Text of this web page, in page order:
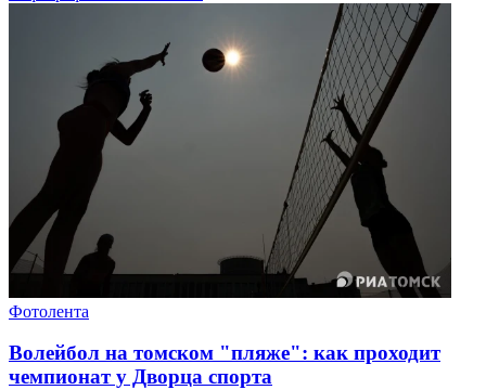
Фотолента
Волейбол на томском "пляже": как проходит
чемпионат у Дворца спорта